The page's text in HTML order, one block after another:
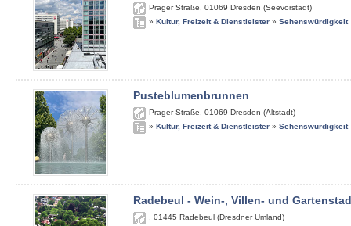
Prager Straße 01069 Dresden (Seevorstadt)
» Kultur, Freizeit & Dienstleister » Sehenswürdigkeit
Pusteblumenbrunnen
Prager Straße 01069 Dresden (Altstadt)
» Kultur, Freizeit & Dienstleister » Sehenswürdigkeit
Radebeul - Wein-, Villen- und
01445 Radebeul (Dresdner Umland)